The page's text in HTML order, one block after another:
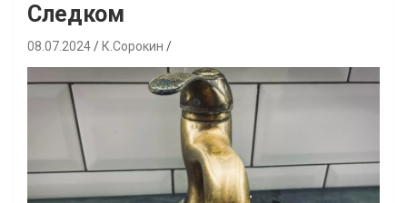
Следком
08.07.2024 К.Сорокин